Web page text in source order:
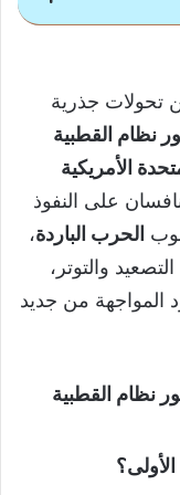
والحرب
الثانية وبروز
وبروز القوتين
القطبية
الأولى
تحولات جذرية
نظام القطبية
الأمريكية
على النفوذ
الحرب الباردة،
والتوتر،
المواجهة من جديد
نظام القطبية